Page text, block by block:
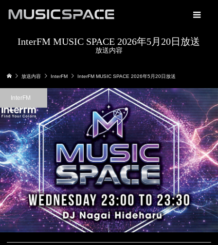
InterFM MUSIC SPACE 2026年5月20日放送
放送内容
放送内容 InterFM InterFM MUSIC SPACE 2026年5月20日放送
InterFM